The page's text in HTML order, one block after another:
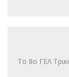
Το 8o ΓΕΛ